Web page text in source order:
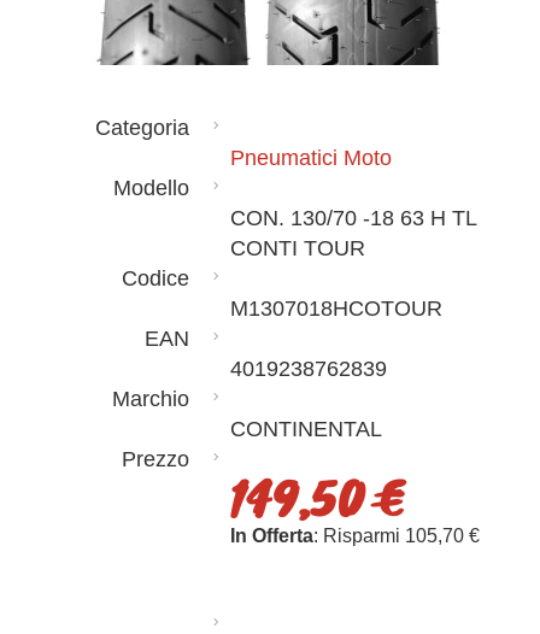
Categoria
Pneumatici Moto
Modello
CON. 130/70 -18 63 H TL
CONTI TOUR
Codice
M1307018HCOTOUR
EAN
4019238762839
Marchio
CONTINENTAL
Prezzo
149,50 €
In Offerta: Risparmi 105,70 €